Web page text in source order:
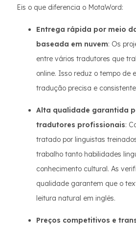
Eis o que diferencia o MotaWord:
Entrega rápida por meio
baseada em nuvem: Os
entre vários tradutores que
online. Isso reduz o tempo de
tradução precisa e
Alta qualidade garantida
tradutores profissionais:
tratado por linguistas
trabalho tanto habilidades
conhecimento cultural. As
qualidade garantem que o
leitura natural em inglês.
Preços competitivos e